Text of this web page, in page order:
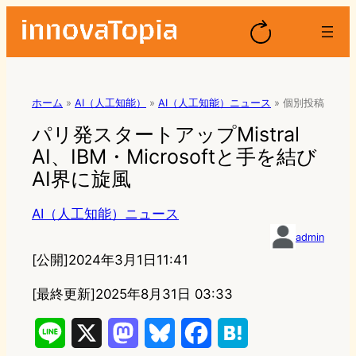
ホーム » AI（人工知能） » AI（人工知能）ニュース » 個別投稿
パリ発スタートアップMistral
AI、IBM・Microsoftと手を結び
AI界に旋風
AI（人工知能）ニュース
admin
[公開]2024年3月1日11:41
[最終更新]2025年8月31日 03:33